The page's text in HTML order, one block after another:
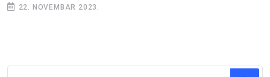
22. NOVEMBAR 2023.